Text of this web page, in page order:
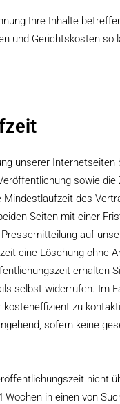
Ihre Inhalte
und Gerichtskosten so
unserer
sowie
des
Seiten mit einer
auf
eine Löschung ohne
erhalten
selbst widerrufen. Im
kosteneffizient zu
sofern keine
nicht
Wochen in einen von